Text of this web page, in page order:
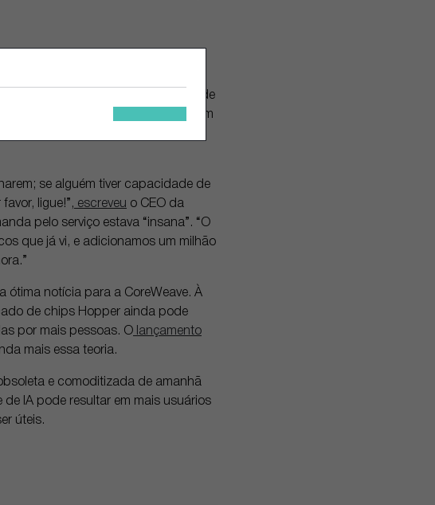
que maior eficiência e queda de
intuição está correta. A capacidade
todos nas redes sociais corressem
de animação Studio Ghibli, é o
se alguém tiver capacidade de
ligue!”, escreveu o CEO da
pelo serviço estava “insana”. “O
que já vi, e adicionamos um milhão
ótima notícia para a CoreWeave. À
de chips Hopper ainda pode
por mais pessoas. O lançamento
mais essa teoria.
e comoditizada de amanhã
IA pode resultar em mais usuários
úteis.